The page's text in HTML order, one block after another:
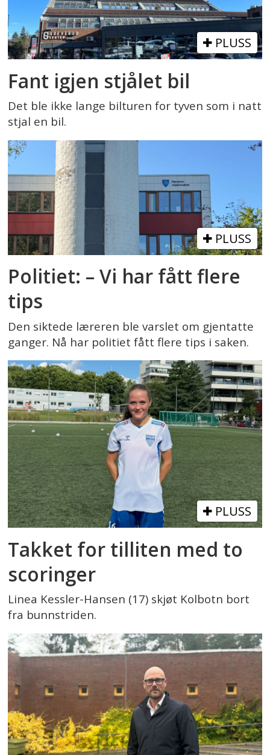
PLUSS
Fant igjen stjålet bil
Det ble ikke lange bilturen for tyven som i natt
stjal en bil.
PLUSS
Politiet: – Vi har fått flere
tips
Den siktede læreren ble varslet om gjentatte
ganger. Nå har politiet fått flere tips i saken.
PLUSS
Takket for tilliten med to
scoringer
Linea Kessler-Hansen (17) skjøt Kolbotn bort
fra bunnstriden.